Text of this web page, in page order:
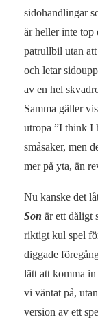
sidohandlingar
är heller inte
patrullbil utan
och letar
av en hel
Samma gäller
utropa ”I think I
småsaker, men
mer på yta, än
Nu kanske det
Son är ett dåligt
riktigt kul spel
diggade
lätt att komma in
vi väntat på,
version av ett